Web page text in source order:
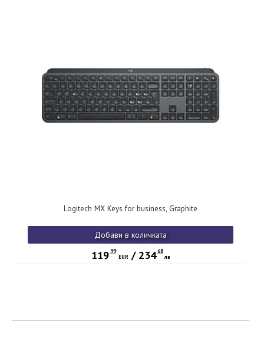
Logitech MX Keys for business, Graphite
Добави в количката
119 99
EUR/ 234 68
лв